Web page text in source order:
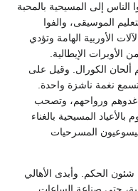
الناس إلى المسيحية بالمحبة
الموسيقى، والفوا
الأوربية الهامة وتؤدي
الأوبرات الإيطالية.
ألحان الكورال. وقيل على
نغمة ناشزة واحدة.
ورواحهم، وتصحب
المسيحية بالغناء
المسرحيات
شئون الحكم. وأبدى الأهالي